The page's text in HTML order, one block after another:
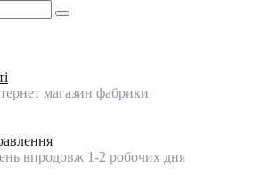
магазин фабрики
впродовж 1-2 робочих дня